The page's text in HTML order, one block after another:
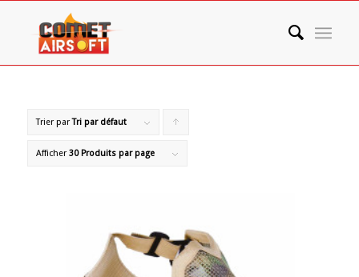
Trier parTri par défaut
en
ordre
Afficher30 Produits par page